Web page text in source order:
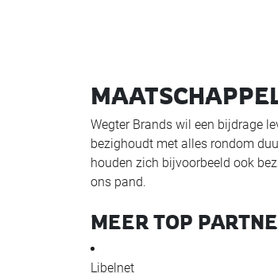
Wegter Brands wil een bijdrage
bezighoudt met alles rondom
houden zich bijvoorbeeld ook
ons pand.
MEER TOP
Libelnet